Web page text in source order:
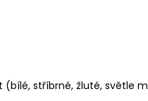
stříbrné, žluté, světle